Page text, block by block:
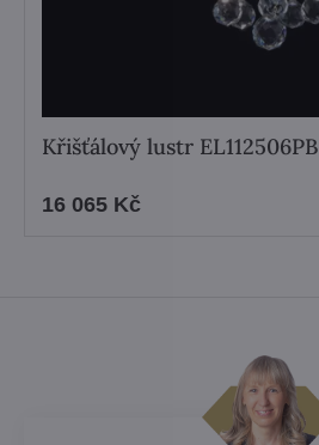
Křišťálový lustr EL112506PB
16 065 Kč